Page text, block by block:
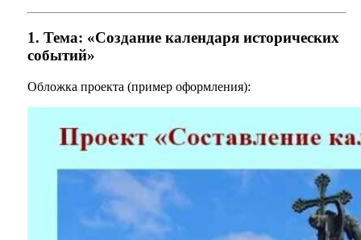
1. Тема: «Создание календаря исторических
событий»
Обложка проекта (пример оформления):